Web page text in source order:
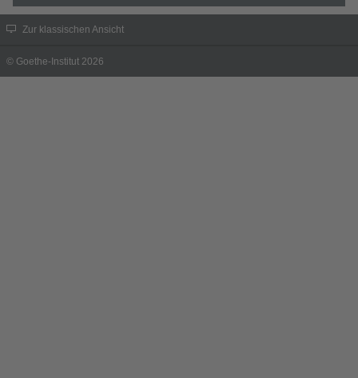
Zur klassischen Ansicht
© Goethe-Institut 2026